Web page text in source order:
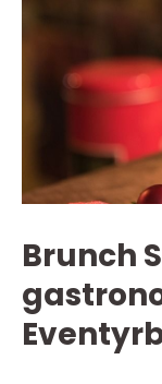
Brunch